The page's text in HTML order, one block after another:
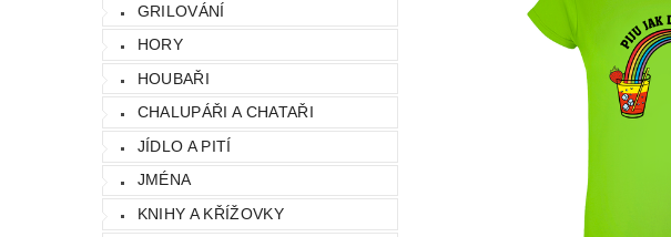
GRILOVÁNÍ
HORY
HOUBAŘI
CHALUPÁŘI A CHATAŘI
JÍDLO A PITÍ
JMÉNA
KNIHY A KŘÍŽOVKY